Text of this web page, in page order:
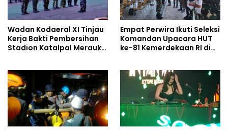
Wadan Kodaeral XI Tinjau
Kerja Bakti Pembersihan
Stadion Katalpal Merauke,
Empat Perwira Ikuti Seleksi
Komandan Upacara HUT
ke-81 Kemerdekaan RI di